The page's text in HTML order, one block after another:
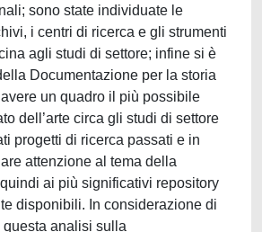
sono state individuate le
i centri di ricerca e gli strumenti
agli studi di settore; infine si è
Documentazione per la storia
un quadro il più possibile
dell’arte circa gli studi di settore
progetti di ricerca passati e in
attenzione al tema della
ai più significativi repository
disponibili. In considerazione di
analisi sulla